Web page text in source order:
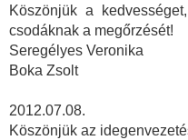
Köszönjük a
csodáknak a megőrzését!
Seregélyes Veronika
Boka Zsolt
2012.07.08.
Köszönjük az